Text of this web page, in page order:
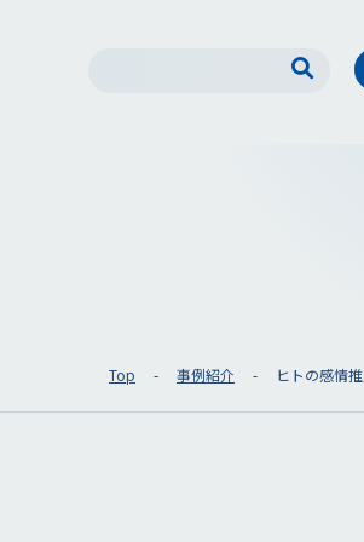
Top 事例紹介 ヒトの感情